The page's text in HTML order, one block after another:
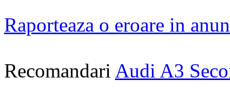
Raporteaza o eroare in
Recomandari Audi A3